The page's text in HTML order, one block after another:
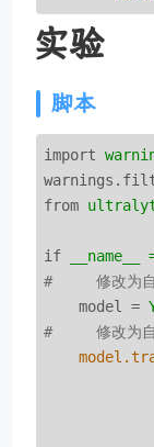
实验
脚本
import
from
if
#     修改为自
model
=
#     修改为自